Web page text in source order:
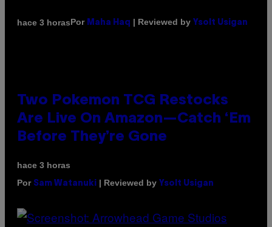
hace 3 horasPor Maha Haq | Reviewed by Ysolt Usigan
Two Pokemon TCG Restocks
Are Live On Amazon—Catch ‘Em
Before They’re Gone
hace 3 horas
Por Sam Watanuki | Reviewed by Ysolt Usigan